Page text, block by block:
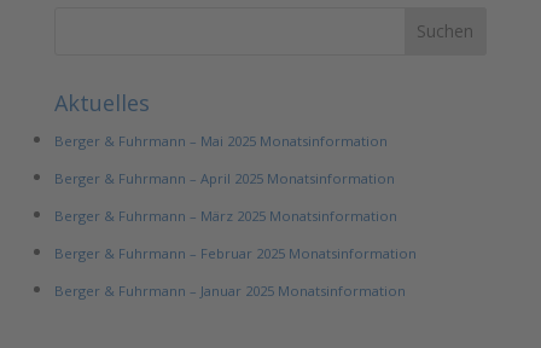
Aktuelles
Berger & Fuhrmann – Mai 2025 Monatsinformation
Berger & Fuhrmann – April 2025 Monatsinformation
Berger & Fuhrmann – März 2025 Monatsinformation
Berger & Fuhrmann – Februar 2025 Monatsinformation
Berger & Fuhrmann – Januar 2025 Monatsinformation